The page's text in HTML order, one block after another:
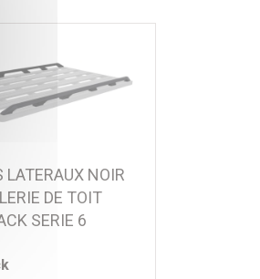
LATERAUX NOIR
DE TOIT
SERIE 6